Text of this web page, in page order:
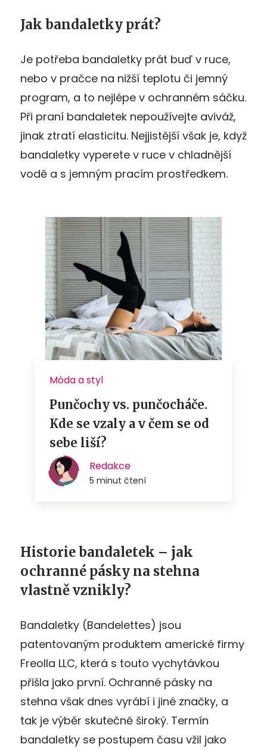
Jak bandaletky prát?
Je potřeba bandaletky prát buď v ruce,
nebo v pračce na nižší teplotu či jemný
program, a to nejlépe v ochranném sáčku.
Při praní bandaletek nepoužívejte aviváž,
jinak ztratí elasticitu. Nejjistější však je, když
bandaletky vyperete v ruce v chladnější
vodě a s jemným pracím prostředkem.
Historie bandaletek – jak
ochranné pásky na stehna
vlastně vznikly?
Bandaletky (Bandelettes) jsou
patentovaným produktem americké firmy
Freolla LLC, která s touto vychytávkou
přišla jako první. Ochranné pásky na
stehna však dnes vyrábí i jiné značky, a
tak je výběr skutečně široký. Termín
bandaletky se postupem času vžil jako